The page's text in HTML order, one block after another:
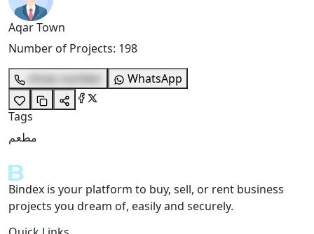
Aqar Town
Number of Projects: 198
show number
WhatsApp
Tags
مطعم
Bindex is your platform to buy, sell, or rent business
projects you dream of, easily and securely.